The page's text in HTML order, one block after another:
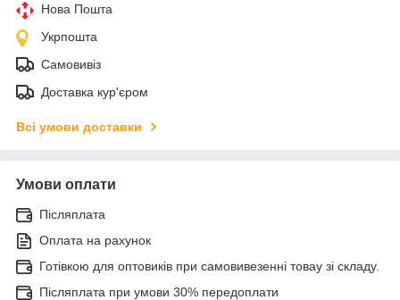
Нова Пошта
Укрпошта
Самовивіз
Доставка кур'єром
Всі умови доставки
Умови оплати
Післяплата
Оплата на рахунок
Готівкою для оптовиків при самовивезенні товау зі складу.
Післяплата при умови 30% передоплати